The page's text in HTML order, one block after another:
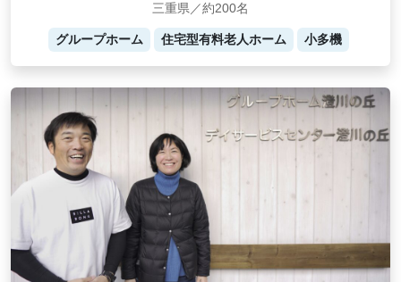
三重県／約200名
グループホーム 住宅型有料老人ホーム 小多機